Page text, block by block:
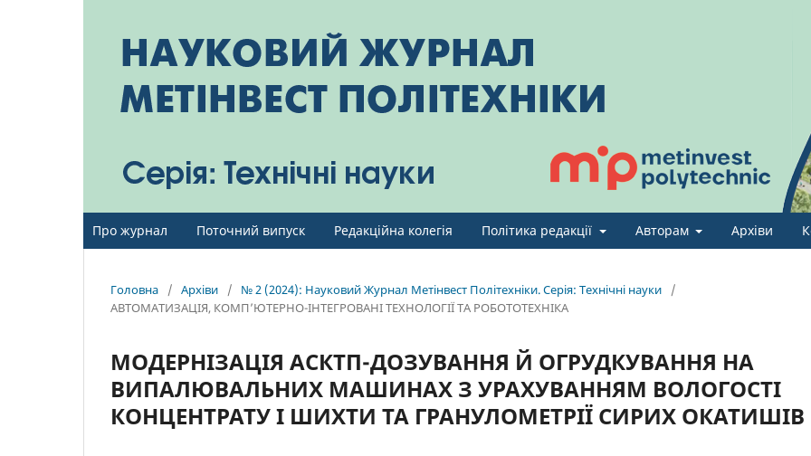
Про журнал Поточний випуск Редакційна колегія Політика редакції Авторам Архіви
Головна / Архіви / № 2 (2024): Науковий Журнал Метінвест Політехніки. Серія: Технічні науки
/
АВТОМАТИЗАЦІЯ, КОМП’ЮТЕРНО-ІНТЕГРОВАНІ ТЕХНОЛОГІЇ ТА РОБОТОТЕХНІКА
МОДЕРНІЗАЦІЯ АСКТП-ДОЗУВАННЯ Й ОГРУДКУВАННЯ НА
ВИПАЛЮВАЛЬНИХ МАШИНАХ З УРАХУВАННЯМ ВОЛОГОСТІ
КОНЦЕНТРАТУ І ШИХТИ ТА ГРАНУЛОМЕТРІЇ СИРИХ ОКАТИШІВ